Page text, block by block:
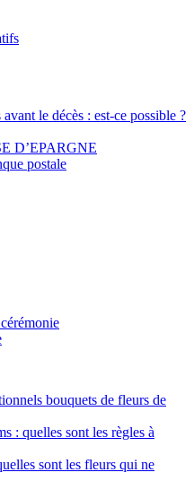
le décès : est-ce possible ?
D’EPARGNE
postale
bouquets de fleurs de
: quelles sont les règles à
sont les fleurs qui ne